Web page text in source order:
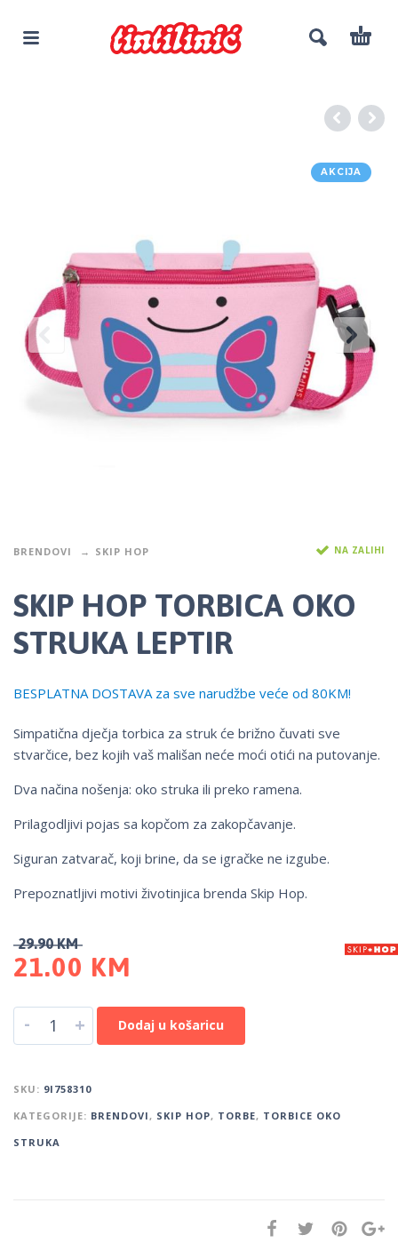
AKCIJA
BRENDOVI SKIP HOP NA ZALIHI
SKIP HOP TORBICA OKO
STRUKA LEPTIR
BESPLATNA DOSTAVA za sve narudžbe veće od 80KM!
Simpatična dječja torbica za struk će brižno čuvati sve
stvarčice, bez kojih vaš mališan neće moći otići na putovanje.
Dva načina nošenja: oko struka ili preko ramena.
Prilagodljivi pojas sa kopčom za zakopčavanje.
Siguran zatvarač, koji brine, da se igračke ne izgube.
Prepoznatljivi motivi životinjica brenda Skip Hop.
29.90KM
21.00 KM
- + Dodaj u košaricu
SKU: 9I758310
KATEGORIJE: BRENDOVI, SKIP HOP, TORBE, TORBICE OKO
STRUKA